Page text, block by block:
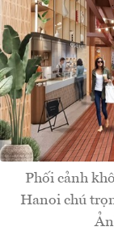
Phối cảnh
Hanoi chú